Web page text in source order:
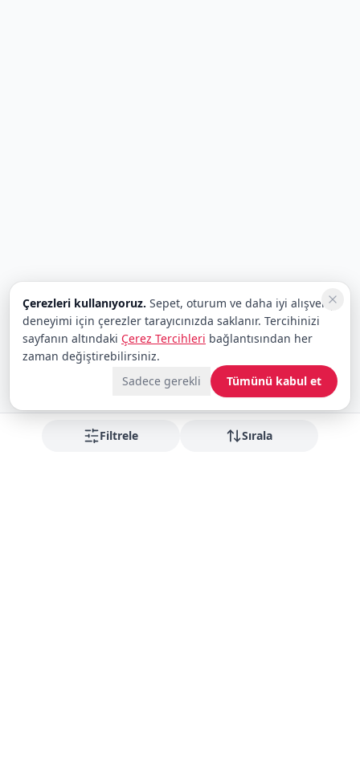
Filtrele Sırala
Çerezleri kullanıyoruz. Sepet, oturum ve daha iyi alışveriş
deneyimi için çerezler tarayıcınızda saklanır. Tercihinizi
sayfanın altındaki Çerez Tercihleri bağlantısından her
zaman değiştirebilirsiniz.
Sadece gerekli
Tümünü kabul et